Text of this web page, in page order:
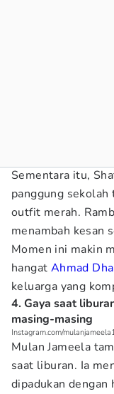
Sementara itu,
panggung
outfit merah.
menambah kesan
Momen ini makin
hangat Ahmad
keluarga yang
4. Gaya saat
masing-masing
Instagram.com/
Mulan Jameela
saat liburan. Ia
dipadukan dengan